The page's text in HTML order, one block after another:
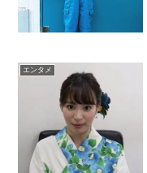
エンタメ